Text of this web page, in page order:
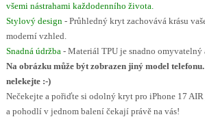
všemi nástrahami každodenního života.
Stylový design- Průhledný kryt zachovává krásu
moderní vzhled.
Snadná údržba- Materiál TPU je snadno
Na obrázku může být zobrazen jiný model
nelekejte :-)
Nečekejte a pořiďte si odolný kryt pro iPhone 17 AIR
a pohodlí v jednom balení čekají právě na vás!